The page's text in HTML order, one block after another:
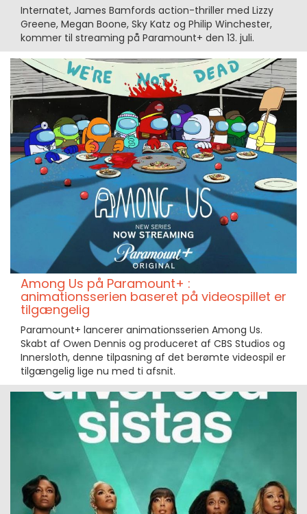
Internatet, James Bamfords action-thriller med Lizzy
Greene, Megan Boone, Sky Katz og Philip Winchester,
kommer til streaming på Paramount+ den 13. juli.
Among Us på Paramount+ :
animationsserien baseret på videospillet er
tilgængelig
Paramount+ lancerer animationsserien Among Us.
Skabt af Owen Dennis og produceret af CBS Studios og
Innersloth, denne tilpasning af det berømte videospil er
tilgængelig lige nu med ti afsnit.